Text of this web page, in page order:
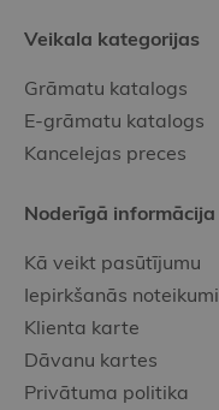
Veikala kategorijas
Grāmatu katalogs
E-grāmatu katalogs
Kancelejas preces
Noderīgā informācija
Kā veikt pasūtījumu
Iepirkšanās noteikumi
Klienta karte
Dāvanu kartes
Privātuma politika